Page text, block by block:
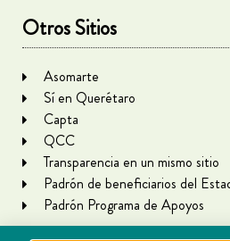
Otros Sitios
Asomarte
Sí en Querétaro
Capta
QCC
Transparencia en un mismo sitio
Padrón de beneficiarios del
Padrón Programa de Apoyos